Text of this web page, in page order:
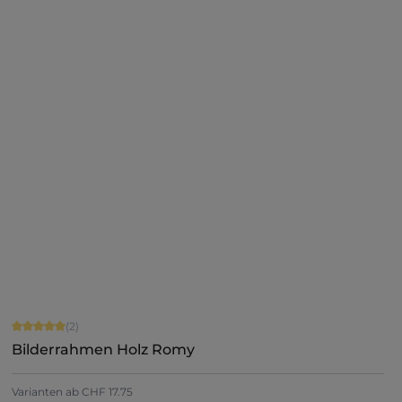
Durchschnittliche Bewertung von 5 von 5 Sternen
(2)
Bilderrahmen Holz Romy
Varianten ab CHF 17.75